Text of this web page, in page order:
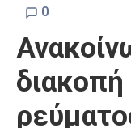
Δήμου
Προσκλήσεις
Αποφάσεις
Τηλέφωνα
0